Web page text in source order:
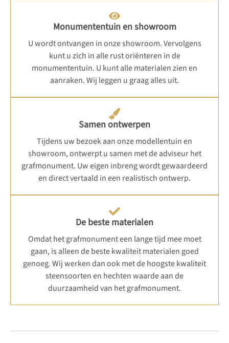
Monumententuin en showroom
U wordt ontvangen in onze showroom. Vervolgens
kunt u zich in alle rust oriënteren in de
monumententuin. U kunt alle materialen zien en
aanraken. Wij leggen u graag alles uit.
Samen ontwerpen
Tijdens uw bezoek aan onze modellentuin en
showroom, ontwerpt u samen met de adviseur het
grafmonument. Uw eigen inbreng wordt gewaardeerd
en direct vertaald in een realistisch ontwerp.
De beste materialen
Omdat het grafmonument een lange tijd mee moet
gaan, is alleen de beste kwaliteit materialen goed
genoeg. Wij werken dan ook met de hoogste kwaliteit
steensoorten en hechten waarde aan de
duurzaamheid van het grafmonument.